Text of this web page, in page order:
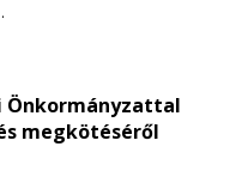
Önkormányzattal
megkötéséről